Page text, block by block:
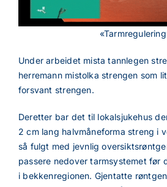
Under arbeidet mista tannlegen
herremann mistolka strengen som
forsvant strengen.
Deretter bar det til lokalsjukehus
2 cm lang halvmåneforma streng i
så fulgt med jevnlig
passere nedover tarmsystemet før
i bekkenregionen. Gjentatte